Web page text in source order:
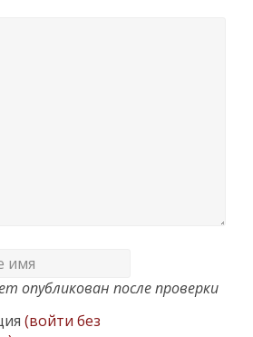
опубликован после проверки
(войти без